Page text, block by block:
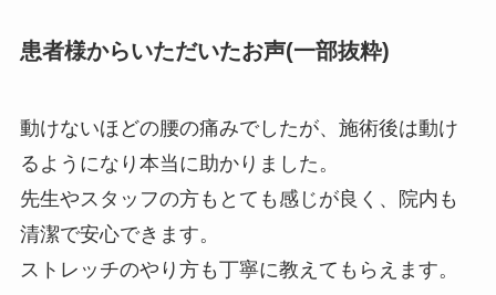
患者様からいただいたお声(一部抜粋)
動けないほどの腰の痛みでしたが、施術後は動け
るようになり本当に助かりました。
先生やスタッフの方もとても感じが良く、院内も
清潔で安心できます。
ストレッチのやり方も丁寧に教えてもらえます。